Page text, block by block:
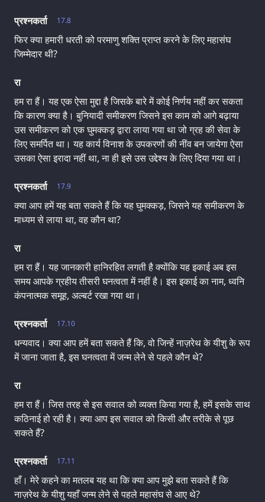
17.8
प्रश्नकर्ता
फिर क्या हमारी धरती को परमाणु शक्ति प्राप्त करने के लिए महासंघ
जिम्मेदार थी?
रा
हम रा हैं। यह एक ऐसा मुद्दा है जिसके बारे में कोई निर्णय नहीं कर सकता
कि कारण क्या है। बुनियादी समीकरण जिसने इस काम को आगे बढ़ाया
उस समीकरण को एक घुमक्कड़ द्वारा लाया गया था जो ग्रह की सेवा के
लिए समर्पित था। यह कार्य विनाश के उपकरणों की नींव बन जायेगा ऐसा
उसका ऐसा इरादा नहीं था, ना ही इसे उस उद्देश्य के लिए दिया गया था।
17.9
प्रश्नकर्ता
क्या आप हमें यह बता सकते हैं कि यह घुमक्कड़, जिसने यह समीकरण के
माध्यम से लाया था, वह कौन था?
रा
हम रा हैं। यह जानकारी हानिरहित लगती है क्योंकि यह इकाई अब इस
समय आपके ग्रहीय तीसरी घनत्वता में नहीं है। इस इकाई का नाम, ध्वनि
कंपनात्मक समूह, अल्बर्ट रखा गया था।
17.10
प्रश्नकर्ता
धन्यवाद। क्या आप हमें बता सकते हैं कि, वो जिन्हें नाज़रेथ के यीशु के रूप
में जाना जाता है, इस घनत्वता में जन्म लेने से पहले कौन थे?
रा
हम रा हैं। जिस तरह से इस सवाल को व्यक्त किया गया है, हमें इसके साथ
कठिनाई हो रही है। क्या आप इस सवाल को किसी और तरीके से पूछ
सकते हैं?
17.11
प्रश्नकर्ता
हाँ। मेरे कहने का मतलब यह था कि क्या आप मुझे बता सकते हैं कि
नाज़रेथ के यीशु यहाँ जन्म लेने से पहले महासंघ से आए थे?